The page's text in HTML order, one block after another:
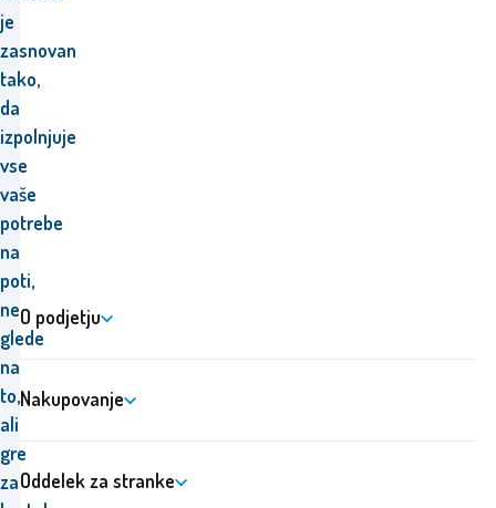
je
zasnovan
tako,
da
izpolnjuje
vse
vaše
potrebe
na
poti,
ne
glede
na
to,
ali
gre
za
O podjetju
Nakupovanje
Oddelek za stranke